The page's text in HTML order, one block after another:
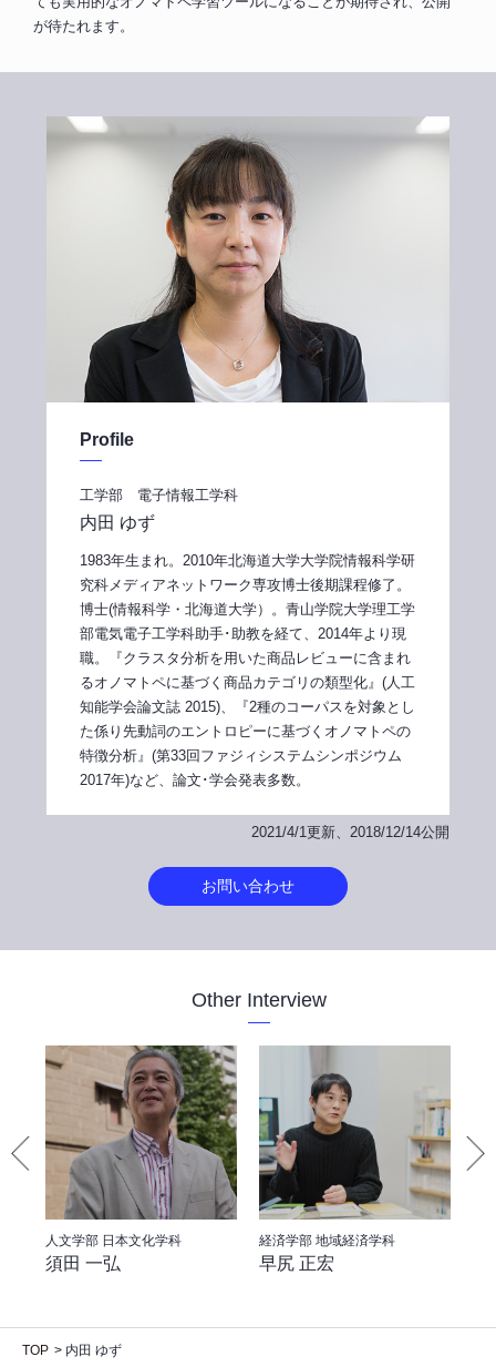
が待たれます。
Profile
工学部 電子情報工学科
内田 ゆず
1983年生まれ。2010年北海道大学大学院情報科学研
究科メディアネットワーク専攻博士後期課程修了。
博士(情報科学・北海道大学）。青山学院大学理工学
部電気電子工学科助手･助教を経て、2014年より現
職。『クラスタ分析を用いた商品レビューに含まれ
るオノマトペに基づく商品カテゴリの類型化』(人工
知能学会論文誌 2015)、『2種のコーパスを対象とし
た係り先動詞のエントロピーに基づくオノマトペの
特徴分析』(第33回ファジィシステムシンポジウム
2017年)など、論文･学会発表多数。
2021/4/1更新、2018/12/14公開
お問い合わせ
Other Interview
人文学部 日本文化学科
須田 一弘
経済学部 地域経済学科
早尻 正宏
TOP 内田 ゆず